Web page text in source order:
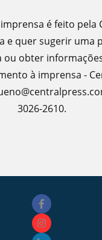
é feito pela
e quer sugerir uma
ou obter
à imprensa -
3026-2610.